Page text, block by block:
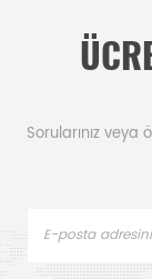
Sorularınız